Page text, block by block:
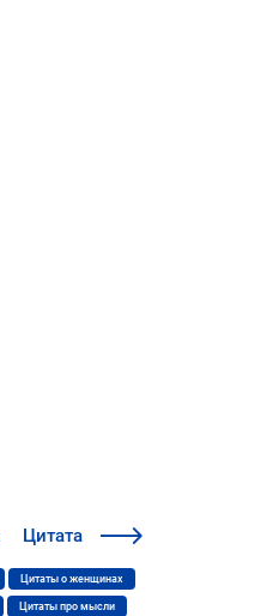
Цитата
Цитаты о женщинах
Цитаты про мысли